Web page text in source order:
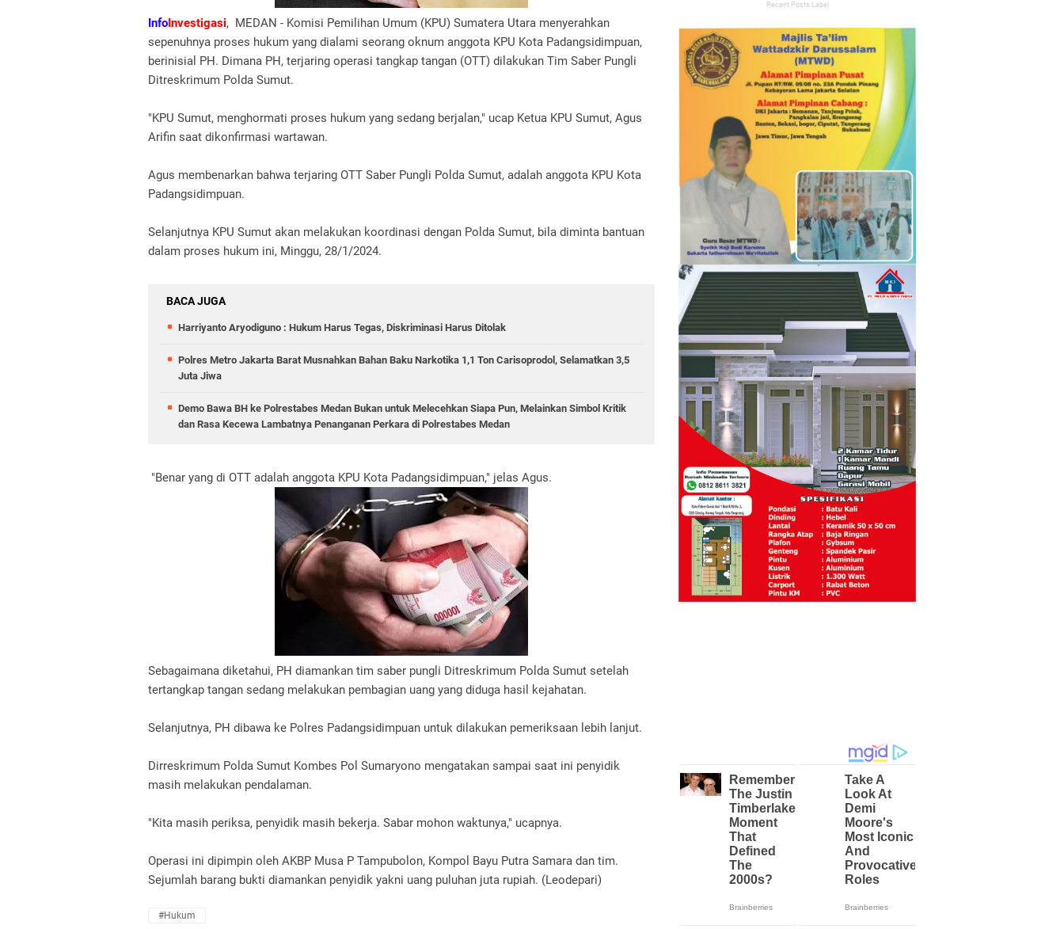
InfoInvestigasi, MEDAN - Komisi Pemilihan Umum (KPU) Sumatera Utara menyerahkan
sepenuhnya proses hukum yang dialami seorang oknum anggota KPU Kota Padangsidimpuan,
berinisial PH. Dimana PH, terjaring operasi tangkap tangan (OTT) dilakukan Tim Saber Pungli
Ditreskrimum Polda Sumut.
"KPU Sumut, menghormati proses hukum yang sedang berjalan," ucap Ketua KPU Sumut, Agus
Arifin saat dikonfirmasi wartawan.
Agus membenarkan bahwa terjaring OTT Saber Pungli Polda Sumut, adalah anggota KPU Kota
Padangsidimpuan.
Selanjutnya KPU Sumut akan melakukan koordinasi dengan Polda Sumut, bila diminta bantuan
dalam proses hukum ini, Minggu, 28/1/2024.
BACA JUGA
Harriyanto Aryodiguno : Hukum Harus Tegas, Diskriminasi Harus Ditolak
Polres Metro Jakarta Barat Musnahkan Bahan Baku Narkotika 1,1 Ton Carisoprodol, Selamatkan 3,5
Juta Jiwa
Demo Bawa BH ke Polrestabes Medan Bukan untuk Melecehkan Siapa Pun, Melainkan Simbol Kritik
dan Rasa Kecewa Lambatnya Penanganan Perkara di Polrestabes Medan
"Benar yang di OTT adalah anggota KPU Kota Padangsidimpuan," jelas Agus.
Sebagaimana diketahui, PH diamankan tim saber pungli Ditreskrimum Polda Sumut setelah
tertangkap tangan sedang melakukan pembagian uang yang diduga hasil kejahatan.
Selanjutnya, PH dibawa ke Polres Padangsidimpuan untuk dilakukan pemeriksaan lebih lanjut.
Dirreskrimum Polda Sumut Kombes Pol Sumaryono mengatakan sampai saat ini penyidik
masih melakukan pendalaman.
"Kita masih periksa, penyidik masih bekerja. Sabar mohon waktunya," ucapnya.
Operasi ini dipimpin oleh AKBP Musa P Tampubolon, Kompol Bayu Putra Samara dan tim.
Sejumlah barang bukti diamankan penyidik yakni uang puluhan juta rupiah. (Leodepari)
#Hukum
Recent Posts Label